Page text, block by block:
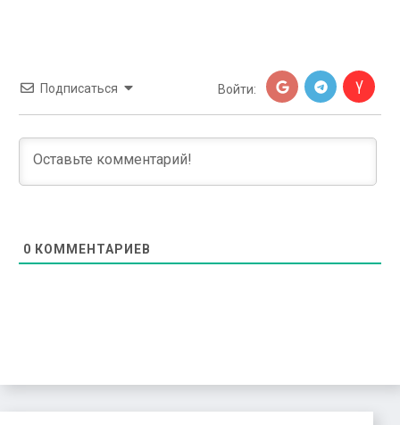
Подписаться Войти:
0 КОММЕНТАРИЕВ